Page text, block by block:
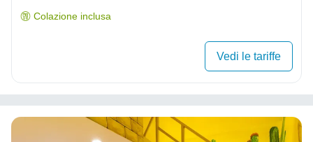
Colazione inclusa
Vedi le tariffe